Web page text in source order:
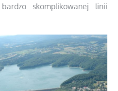
skomplikowanej linii